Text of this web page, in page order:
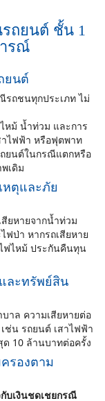
ถยนต์ ชั้น 1
รณ์
ยนต์
ถชนทุกประเภท ไม่
หม้ น้ำท่วม และการ
ไฟฟ้า หรือฟุตพาท
ยนต์ในกรณีแตกหรือ
เดิม
หตุและภัย
ยหายจากน้ำท่วม
ป่า หากรถเสียหาย
ฟไหม้ ประกันคืนทุน
ละทรัพย์สิน
าล ความเสียหายต่อ
ช่น รถยนต์ เสาไฟฟ้า
ด 10 ล้านบาทต่อครั้ง
รองตาม
บเงินชดเชยกรณี